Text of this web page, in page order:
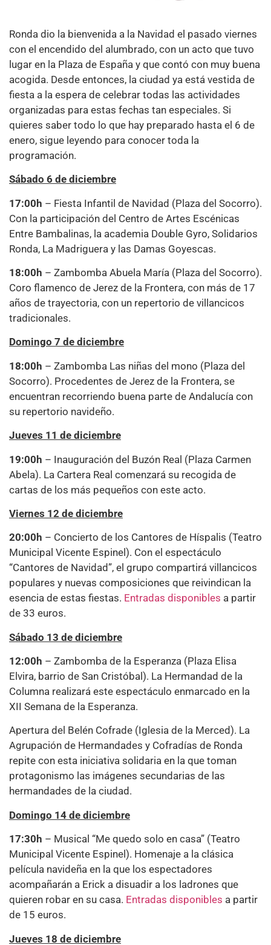
Ronda dio la bienvenida a la Navidad el pasado viernes
con el encendido del alumbrado, con un acto que tuvo
lugar en la Plaza de España y que contó con muy buena
acogida. Desde entonces, la ciudad ya está vestida de
fiesta a la espera de celebrar todas las actividades
organizadas para estas fechas tan especiales. Si
quieres saber todo lo que hay preparado hasta el 6 de
enero, sigue leyendo para conocer toda la
programación.
Sábado 6 de diciembre
17:00h – Fiesta Infantil de Navidad (Plaza del Socorro).
Con la participación del Centro de Artes Escénicas
Entre Bambalinas, la academia Double Gyro, Solidarios
Ronda, La Madriguera y las Damas Goyescas.
18:00h – Zambomba Abuela María (Plaza del Socorro).
Coro flamenco de Jerez de la Frontera, con más de 17
años de trayectoria, con un repertorio de villancicos
tradicionales.
Domingo 7 de diciembre
18:00h – Zambomba Las niñas del mono (Plaza del
Socorro). Procedentes de Jerez de la Frontera, se
encuentran recorriendo buena parte de Andalucía con
su repertorio navideño.
Jueves 11 de diciembre
19:00h – Inauguración del Buzón Real (Plaza Carmen
Abela). La Cartera Real comenzará su recogida de
cartas de los más pequeños con este acto.
Viernes 12 de diciembre
20:00h – Concierto de los Cantores de Híspalis (Teatro
Municipal Vicente Espinel). Con el espectáculo
“Cantores de Navidad”, el grupo compartirá villancicos
populares y nuevas composiciones que reivindican la
esencia de estas fiestas. Entradas disponibles a partir
de 33 euros.
Sábado 13 de diciembre
12:00h – Zambomba de la Esperanza (Plaza Elisa
Elvira, barrio de San Cristóbal). La Hermandad de la
Columna realizará este espectáculo enmarcado en la
XII Semana de la Esperanza.
Apertura del Belén Cofrade (Iglesia de la Merced). La
Agrupación de Hermandades y Cofradías de Ronda
repite con esta iniciativa solidaria en la que toman
protagonismo las imágenes secundarias de las
hermandades de la ciudad.
Domingo 14 de diciembre
17:30h – Musical “Me quedo solo en casa” (Teatro
Municipal Vicente Espinel). Homenaje a la clásica
película navideña en la que los espectadores
acompañarán a Erick a disuadir a los ladrones que
quieren robar en su casa. Entradas disponibles a partir
de 15 euros.
Jueves 18 de diciembre